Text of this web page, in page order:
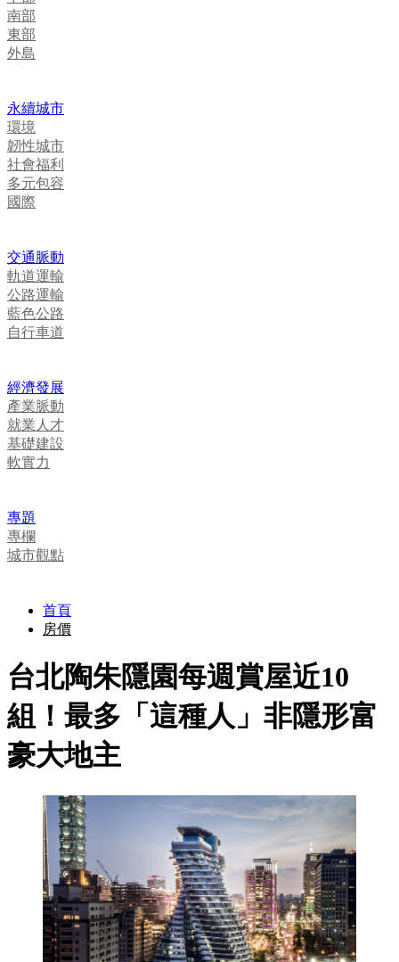
南部
東部
外島
永續城市
環境
韌性城市
社會福利
多元包容
國際
交通脈動
軌道運輸
公路運輸
藍色公路
自行車道
經濟發展
產業脈動
就業人才
基礎建設
軟實力
專題
專欄
城市觀點
首頁
房價
台北陶朱隱園每週賞屋近10
組！最多「這種人」非隱形富
豪大地主